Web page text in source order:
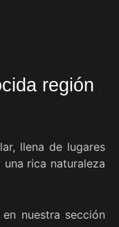
región
llena de lugares
rica naturaleza
nuestra sección